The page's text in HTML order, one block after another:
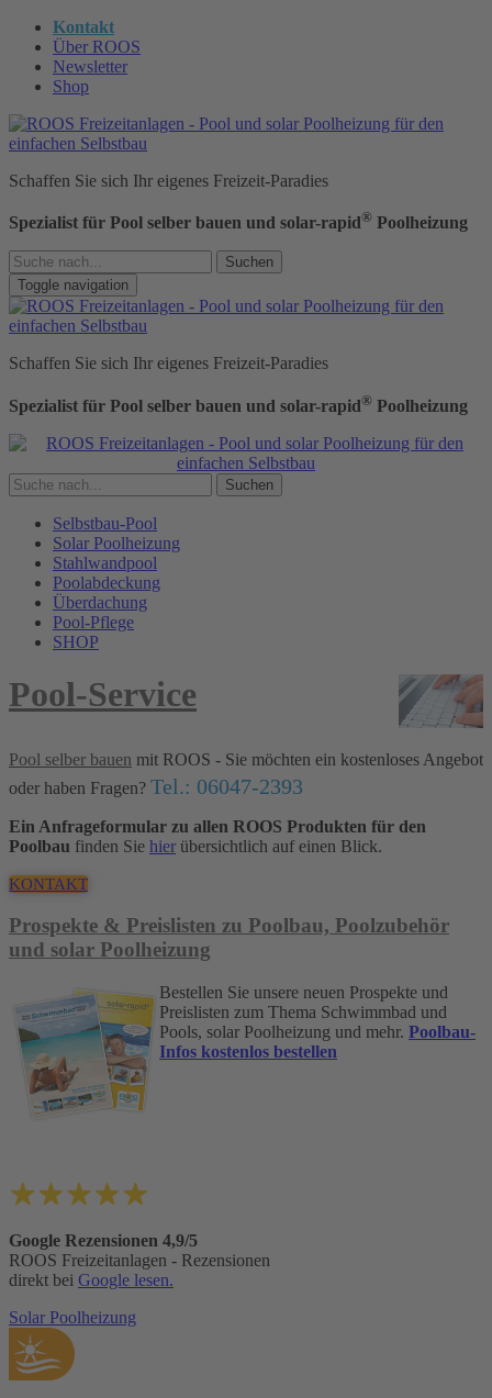
Kontakt
Über ROOS
Newsletter
Shop
Schaffen Sie sich Ihr eigenes Freizeit-Paradies
Spezialist für Pool selber bauen und solar-rapid® Poolheizung
Suchen
Toggle navigation
Schaffen Sie sich Ihr eigenes Freizeit-Paradies
Spezialist für Pool selber bauen und solar-rapid® Poolheizung
Suchen
Selbstbau-Pool
Solar Poolheizung
Stahlwandpool
Poolabdeckung
Überdachung
Pool-Pflege
SHOP
Pool-Service
Pool selber bauen mit ROOS - Sie möchten ein kostenloses Angebot
oder haben Fragen? Tel.: 06047-2393
Ein Anfrageformular zu allen ROOS Produkten für den
Poolbau finden Sie hier übersichtlich auf einen Blick.
KONTAKT
Prospekte & Preislisten zu Poolbau, Poolzubehör
und solar Poolheizung
Bestellen Sie unsere neuen Prospekte und
Preislisten zum Thema Schwimmbad und
Pools, solar Poolheizung und mehr. Poolbau-
Infos kostenlos bestellen
Google Rezensionen 4,9/5
ROOS Freizeitanlagen - Rezensionen
direkt bei Google lesen.
Solar Poolheizung